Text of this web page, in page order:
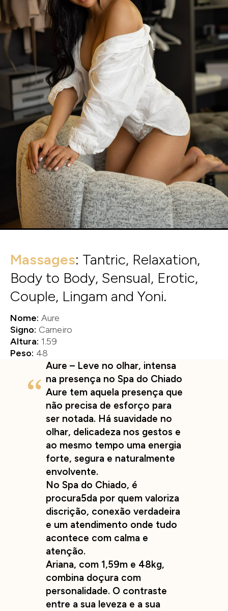
Massages: Tantric, Relaxation,
Body to Body, Sensual, Erotic,
Couple, Lingam and Yoni.
Nome: Aure
Signo: Carneiro
Altura: 1.59
Peso: 48
Aure – Leve no olhar, intensa
na presença no Spa do Chiado
Aure tem aquela presença que
não precisa de esforço para
ser notada. Há suavidade no
olhar, delicadeza nos gestos e
ao mesmo tempo uma energia
forte, segura e naturalmente
envolvente.
No Spa do Chiado, é
procura5da por quem valoriza
discrição, conexão verdadeira
e um atendimento onde tudo
acontece com calma e
atenção.
Ariana, com 1,59m e 48kg,
combina doçura com
personalidade. O contraste
entre a sua leveza e a sua